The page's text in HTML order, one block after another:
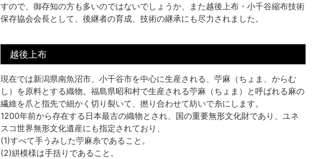
すので、御存知の方も多いのではないでしょうか、また越後上布・小千谷縮布技術
保存協会会長として、後継者の育成、技術の継承にも尽力されました。
越後上布
現在では新潟県南魚沼市、小千谷市を中心に生産される、苧麻（ちょま、からむ
し）を原料とする織物。福島県昭和村で生産される苧麻（ちょま）と呼ばれる麻の
繊維を爪と指先で細かく切り裂いて、撚り合わせて紡いで糸にします。
1200年前から存在する日本最古の織物とされ、国の重要無形文化財であり、ユネ
スコ世界無形文化遺産にも指定されており、
(1)すべて手うみした苧麻糸であること。
(2)絣模様は手括りであること。